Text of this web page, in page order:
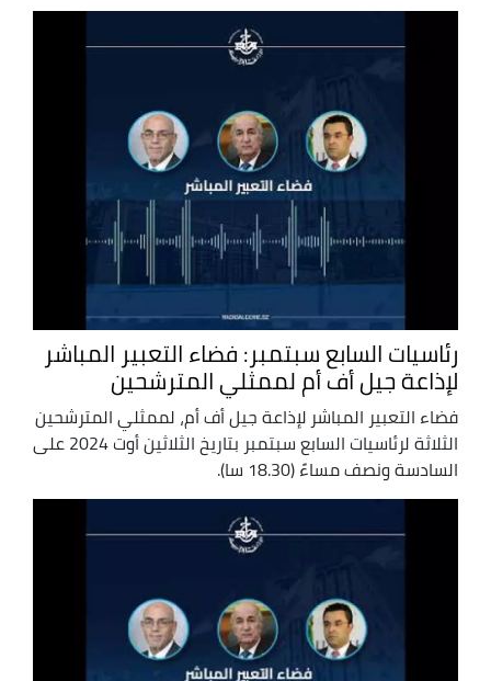
رئاسيات السابع سبتمبر: فضاء التعبير المباشر
لإذاعة جيل أف أم لممثلي المترشحين
فضاء التعبير المباشر لإذاعة جيل أف أم، لممثلي المترشحين
الثلاثة لرئاسيات السابع سبتمبر بتاريخ الثلاثين أوت 2024 على
السادسة ونصف مساءً (18.30 سا).